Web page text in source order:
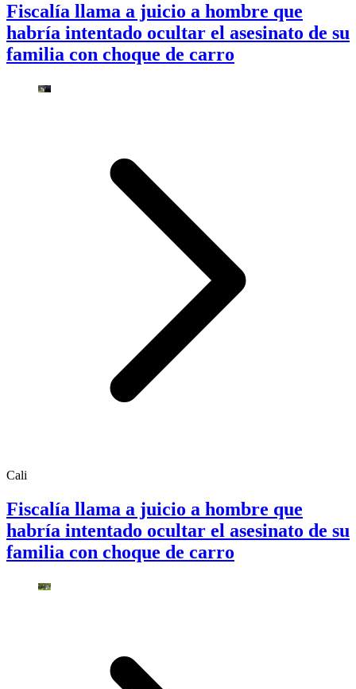
Fiscalía llama a juicio a hombre que
habría intentado ocultar el asesinato de su
familia con choque de carro
Cali
Fiscalía llama a juicio a hombre que
habría intentado ocultar el asesinato de su
familia con choque de carro